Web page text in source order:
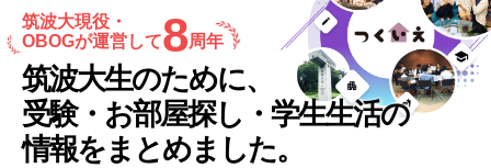
筑波大現役・
OBOGが運営して8周年
筑波大生のために、
受験・お部屋探し・学生生活の
情報をまとめました。